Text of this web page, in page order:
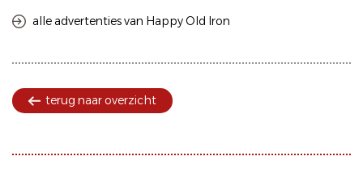
alle advertenties van Happy Old Iron
terug naar overzicht